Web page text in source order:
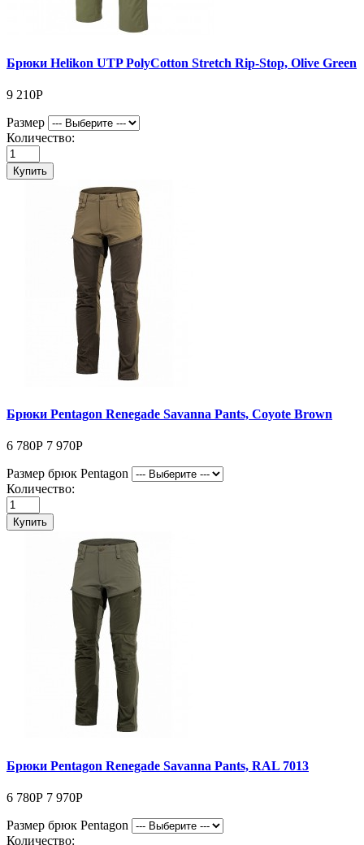
Брюки Helikon UTP PolyCotton Stretch Rip-Stop, Olive Green
9 210Р
Размер
Количество:
Купить
Брюки Pentagon Renegade Savanna Pants, Coyote Brown
6 780Р 7 970Р
Размер брюк Pentagon
Количество:
Купить
Брюки Pentagon Renegade Savanna Pants, RAL 7013
6 780Р 7 970Р
Размер брюк Pentagon
Количество: